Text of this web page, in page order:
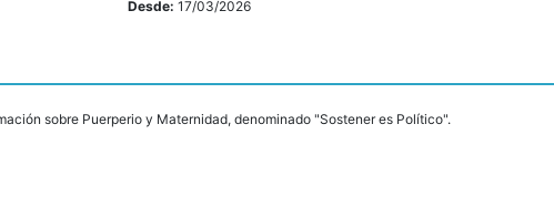
Desde:17/03/2026
sobre Puerperio y Maternidad, denominado "Sostener es Político".